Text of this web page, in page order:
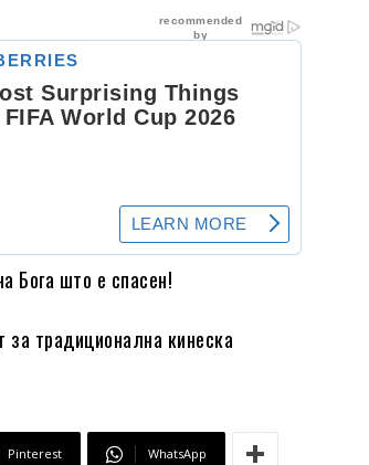
Бога што е спасен!
за традиционална кинеска
Pinterest WhatsApp